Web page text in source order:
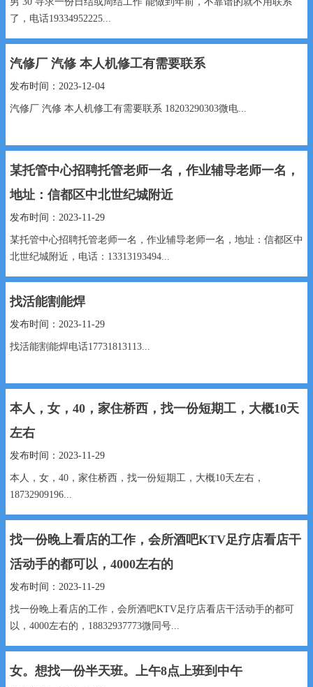
了，电话19334952225...
汽修厂 汽修 本人机修工有需要联系
发布时间：2023-12-04
汽修厂 汽修 本人机修工有需要联系 18203290303微电...
某托管中心招聘托管老师一名，作业辅导老师一名，
地址：信都区中北世纪城附近
发布时间：2023-11-29
某托管中心招聘托管老师一名，作业辅导老师一名，地址：信都区中
北世纪城附近，电话：13313193494...
找活能割能焊
发布时间：2023-11-29
找活能割能焊电话17731813113...
本人，女，40，家住桥西，找一份短期工，大概10天
左右
发布时间：2023-11-29
本人，女，40，家住桥西，找一份短期工，大概10天左右，
18732909196...
找一份晚上看店的工作，会所酒吧KTV足疗店看店干
活动手的都可以，4000左右的
发布时间：2023-11-29
找一份晚上看店的工作，会所酒吧KTV足疗店看店干活动手的都可
以，4000左右的，18832937773微同号...
女。想找一份半天班。上午8点上班到中午